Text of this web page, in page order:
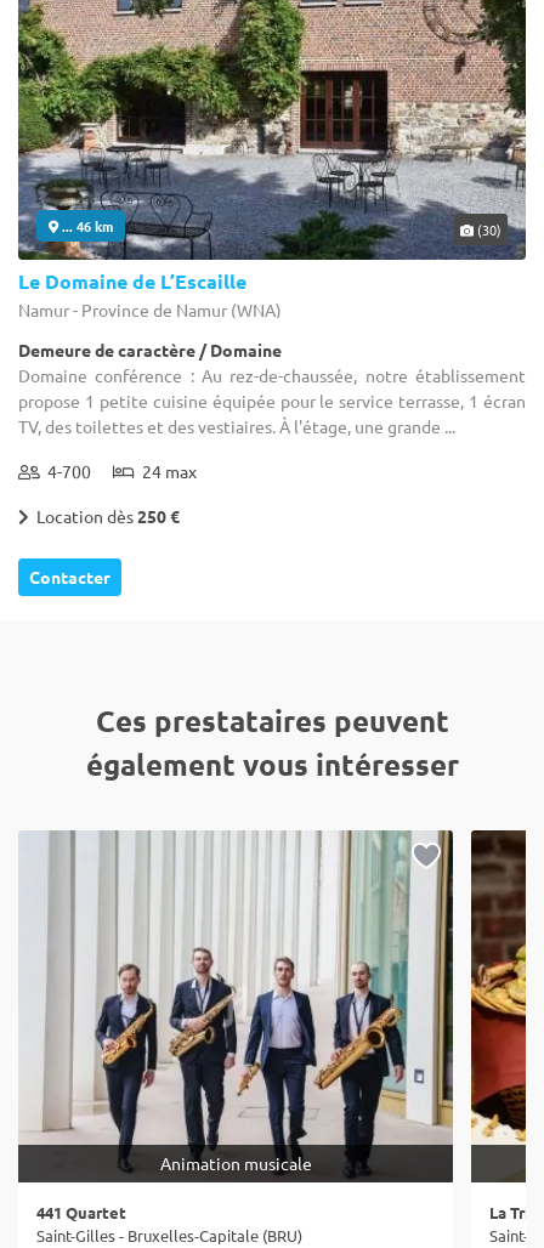
... 46 km (30)
Le Domaine de L’Escaille
Namur - Province de Namur (WNA)
Demeure de caractère / Domaine
Domaine conférence : Au rez-de-chaussée, notre établissement
propose 1 petite cuisine équipée pour le service terrasse, 1 écran
TV, des toilettes et des vestiaires. À l'étage, une grande ...
4-700 24 max
Location dès250 €
Contacter
Ces prestataires peuvent
également vous intéresser
Animation musicale
441 Quartet
Saint-Gilles - Bruxelles-Capitale (BRU)
La
Saint-